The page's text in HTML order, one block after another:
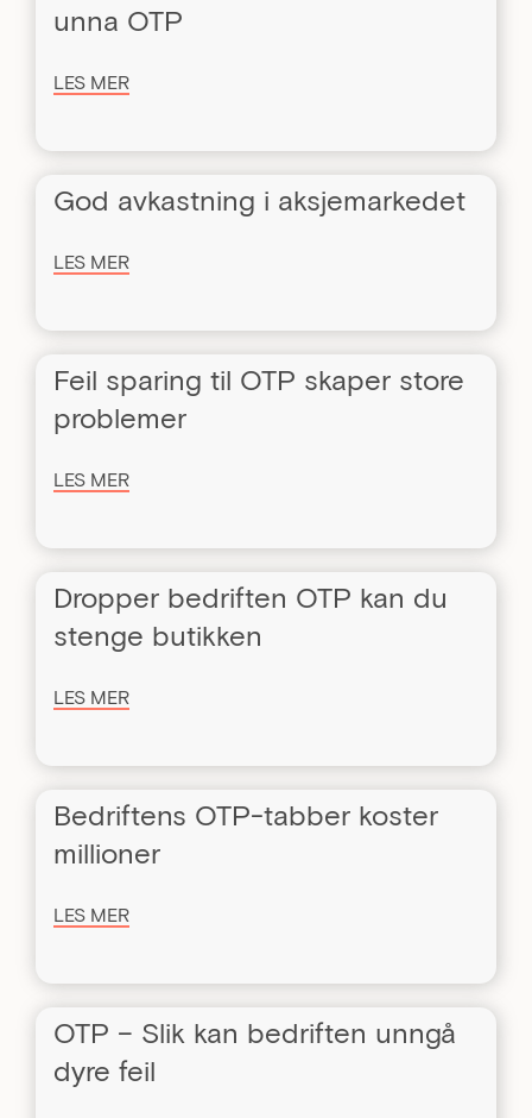
unna OTP
LES MER
God avkastning i aksjemarkedet
LES MER
Feil sparing til OTP skaper store
problemer
LES MER
Dropper bedriften OTP kan du
stenge butikken
LES MER
Bedriftens OTP-tabber koster
millioner
LES MER
OTP – Slik kan bedriften unngå
dyre feil